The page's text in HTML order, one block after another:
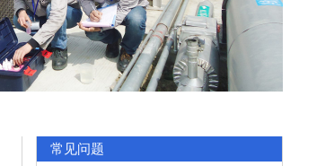
常见问题